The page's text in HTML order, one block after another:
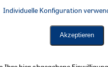
Embed / Facebook
Individuelle Konfiguration
Akzeptieren